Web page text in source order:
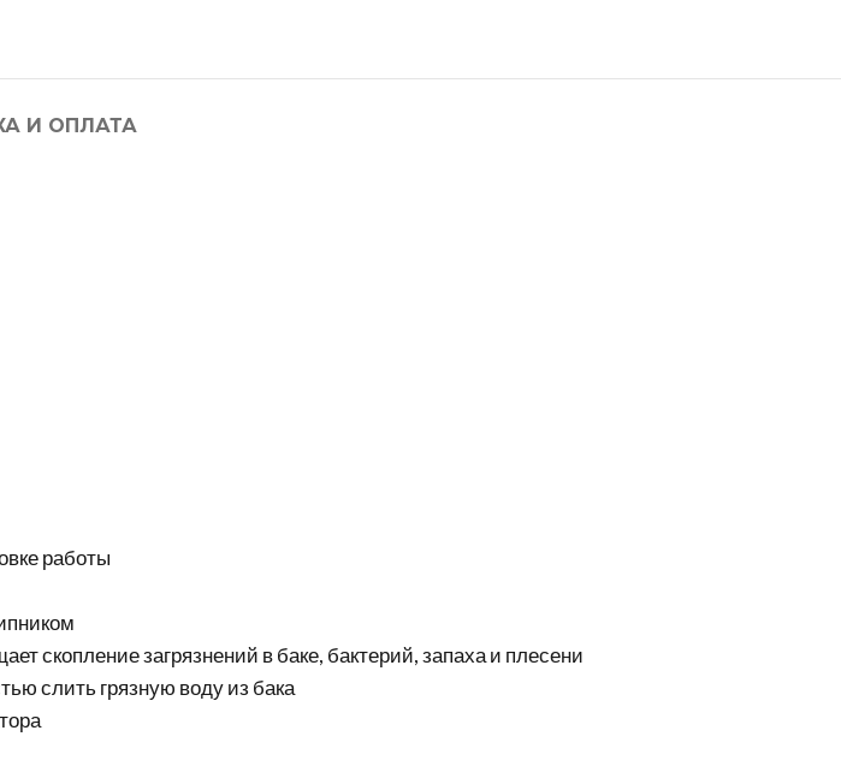
И ОПЛАТА
работы
скопление загрязнений в баке, бактерий, запаха и плесени
слить грязную воду из бака